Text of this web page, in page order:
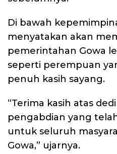
Di bawah
menyatakan akan
pemerintahan Gowa
seperti perempuan
penuh kasih sayang.
“Terima kasih atas
pengabdian yang
untuk seluruh
Gowa,” ujarnya.